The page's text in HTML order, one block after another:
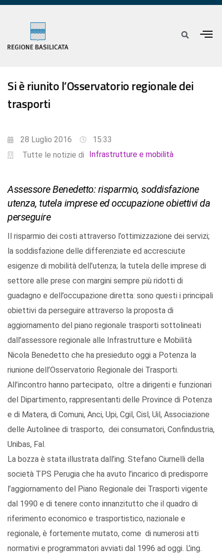
Si è riunito l’Osservatorio regionale dei
trasporti
28 Luglio 2016
15:33
Tutte le notizie di
Infrastrutture e mobilità
Assessore Benedetto: risparmio, soddisfazione
utenza, tutela imprese ed occupazione obiettivi da
perseguire
Il risparmio dei costi attraverso l’ottimizzazione dei servizi;
la soddisfazione delle differenziate ed accresciute
esigenze di mobilità dell’utenza; la tutela delle imprese di
settore alle prese con margini sempre più ridotti di
guadagno e dell’occupazione diretta: sono questi i principali
obiettivi da perseguire attraverso la proposta di
aggiornamento del piano regionale trasporti sottolineati
dall’assessore regionale alle Infrastrutture e Mobilità
Nicola Benedetto che ha presieduto oggi a Potenza la
riunione dell’Osservatorio Regionale dei Trasporti.
All’incontro hanno partecipato, oltre a dirigenti e funzionari
del Dipartimento, rappresentanti delle Province di Potenza
e di Matera, di Comuni, Anci, Upi, Cgil, Cisl, Uil, Associazione
delle Autolinee di trasporto, dei consumatori, Confindustria,
Unibas, Fal.
La bozza è stata illustrata dall’ing. Stefano Ciurnelli della
società TPS Perugia che ha avuto l’incarico di predisporre
l’aggiornamento del Piano Regionale dei Trasporti vigente
dal 1990 e di tenere conto innanzitutto che il quadro di
riferimento economico e trasportistico, nazionale e
regionale, è fortemente mutato, come di numerosi atti
normativi e programmatori avviati dal 1996 ad oggi. L’ing.